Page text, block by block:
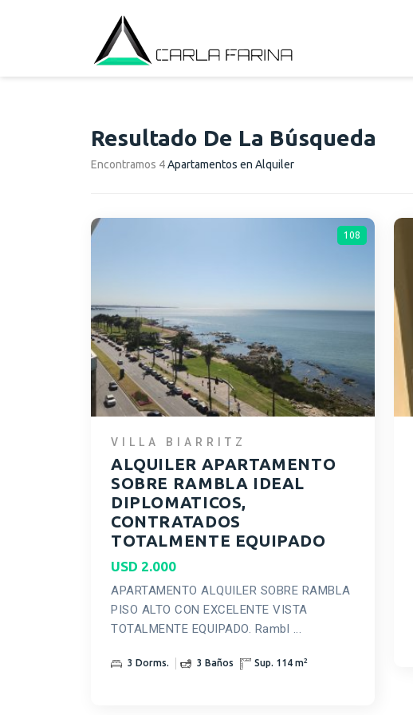
Resultado De La Búsqueda
Encontramos 4Apartamentos en Alquiler
108
VILLA BIARRITZ
ALQUILER APARTAMENTO
SOBRE RAMBLA IDEAL
DIPLOMATICOS,
CONTRATADOS
TOTALMENTE EQUIPADO
USD 2.000
APARTAMENTO ALQUILER SOBRE RAMBLA
PISO ALTO CON EXCELENTE VISTA
TOTALMENTE EQUIPADO. Rambl ...
3 Dorms. 3 Baños Sup. 114 m2